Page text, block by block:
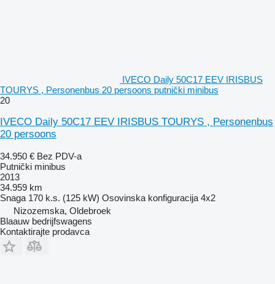
IVECO Daily 50C17 EEV IRISBUS
TOURYS , Personenbus 20 persoons putnički minibus
20
IVECO Daily 50C17 EEV IRISBUS TOURYS , Personenbus
20 persoons
34.950 € Bez PDV-a
Putnički minibus
2013
34.959 km
Snaga 170 k.s. (125 kW) Osovinska konfiguracija 4x2
Nizozemska, Oldebroek
Blaauw bedrijfswagens
Kontaktirajte prodavca